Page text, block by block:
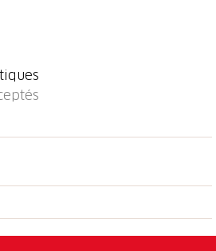
de renommée sont facilement
m, Jakobshorn 1.5 km.
en amont de la station des
de Parsenn et offre une vue
garage (réservation à